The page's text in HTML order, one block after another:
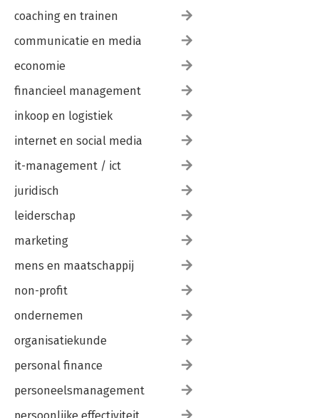
coaching en trainen
communicatie en media
economie
financieel management
inkoop en logistiek
internet en social media
it-management / ict
juridisch
leiderschap
marketing
mens en maatschappij
non-profit
ondernemen
organisatiekunde
personal finance
personeelsmanagement